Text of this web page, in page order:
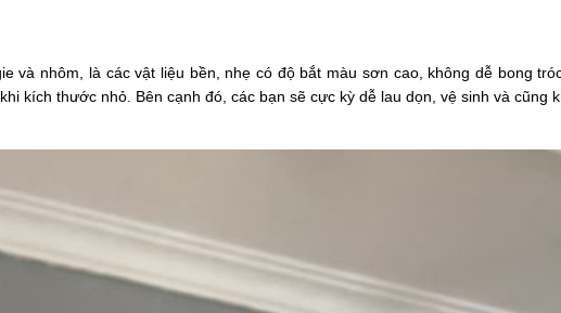
và nhôm, là các vật liệu bền, nhẹ có độ bắt màu sơn cao, không dễ bong
kích thước nhỏ. Bên cạnh đó, các bạn sẽ cực kỳ dễ lau dọn, vệ sinh và